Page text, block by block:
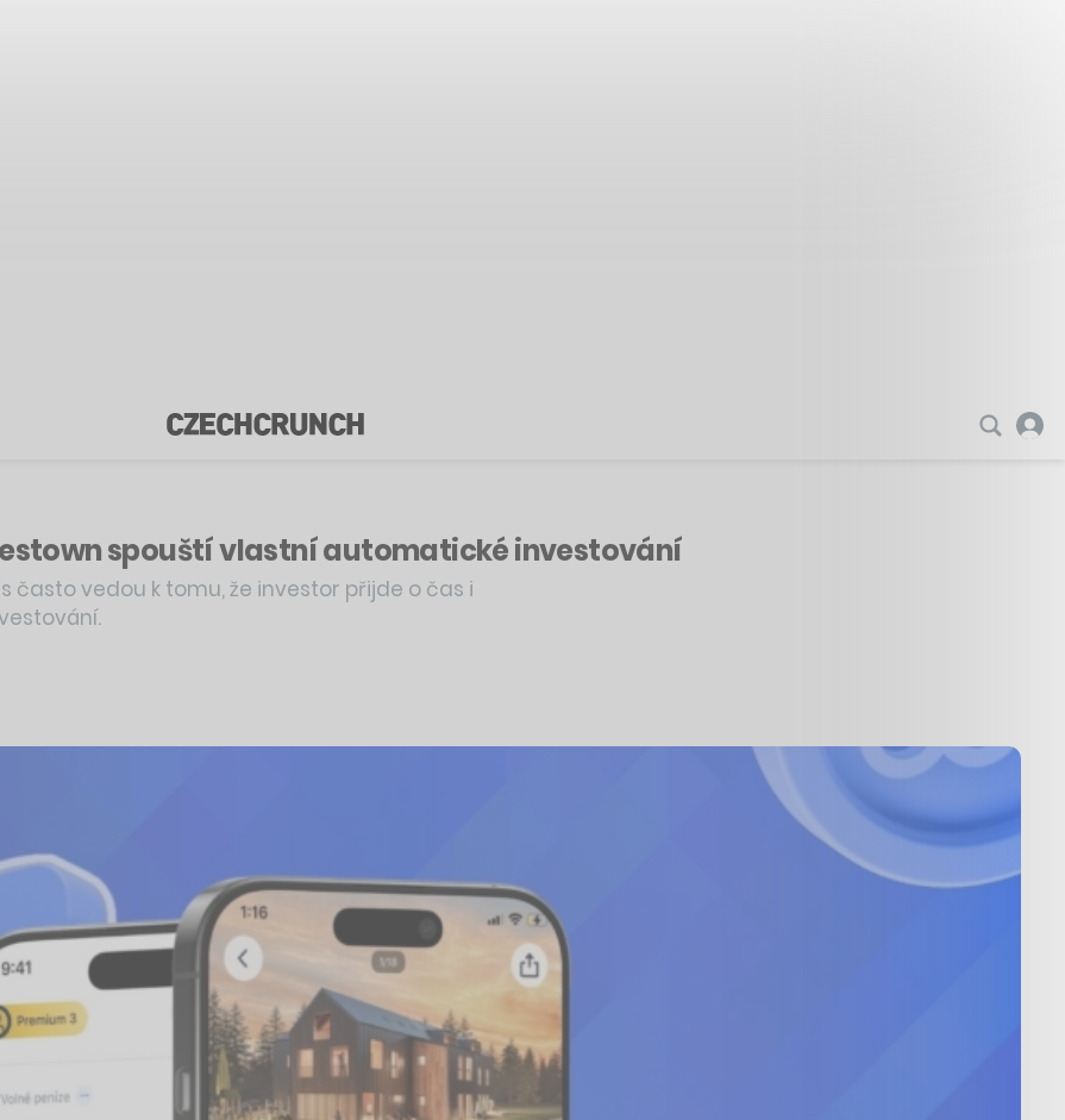
spouští vlastní automatické investování
vedou k tomu, že investor přijde o čas i